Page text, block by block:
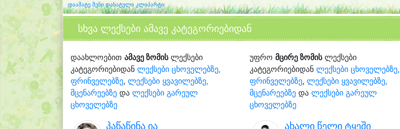
დაამატე შენი დახატული კლიპარტი
სხვა ლექსები ამავე კატეგორიებიდან
დაახლოებით ამავე ზომისლექსები
კატეგორიებიდან ლექსები ცხოველებზე,
ფრინველებზე, ლექსები ყვავილებზე,
მცენარეებზე და ლექსები გარეულ
ცხოველებზე
პაწაწინა ია
უფრო მცირე ზომისლექსები
კატეგორიებიდან ლექსები ცხოველებზე,
ფრინველებზე, ლექსები ყვავილებზე,
მცენარეებზედა ლექსები გარეულ
ცხოველებზე
ახალი წელი ტყეში